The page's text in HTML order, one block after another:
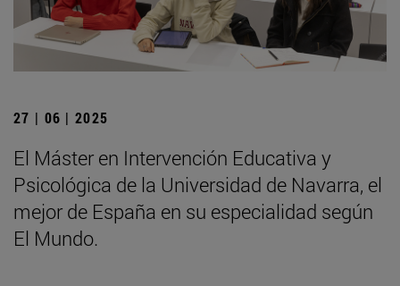
27 | 06 | 2025
El Máster en Intervención Educativa y
Psicológica de la Universidad de Navarra, el
mejor de España en su especialidad según
El Mundo.